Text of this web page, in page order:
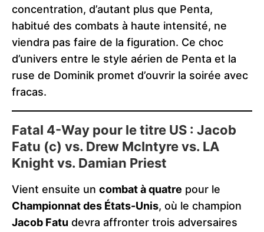
concentration, d’autant plus que Penta,
habitué des combats à haute intensité, ne
viendra pas faire de la figuration. Ce choc
d’univers entre le style aérien de Penta et la
ruse de Dominik promet d’ouvrir la soirée avec
fracas.
Fatal 4-Way pour le titre US : Jacob
Fatu (c) vs. Drew McIntyre vs. LA
Knight vs. Damian Priest
Vient ensuite un combat à quatre pour le
Championnat des États-Unis, où le champion
Jacob Fatu devra affronter trois adversaires